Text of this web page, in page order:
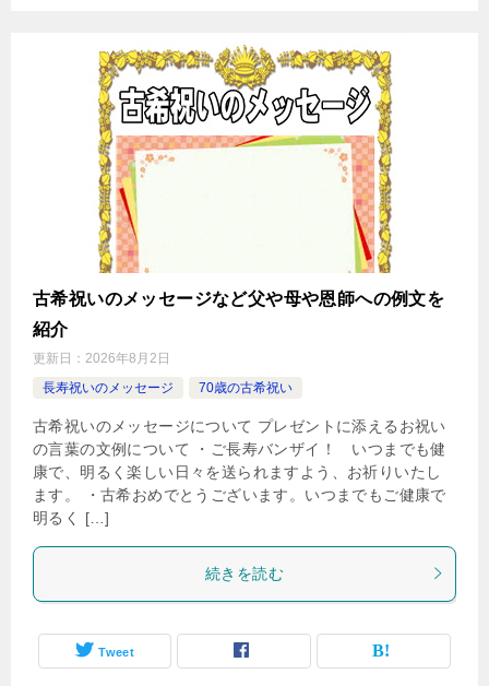
古希祝いのメッセージなど父や母や恩師への例文を
紹介
更新日： 2026年8月2日
長寿祝いのメッセージ
70歳の古希祝い
古希祝いのメッセージについて プレゼントに添えるお祝い
の言葉の文例について ・ご長寿バンザイ！ いつまでも健
康で、明るく楽しい日々を送られますよう、お祈りいたし
ます。 ・古希おめでとうございます。いつまでもご健康で
明るく […]
続きを読む
Tweet